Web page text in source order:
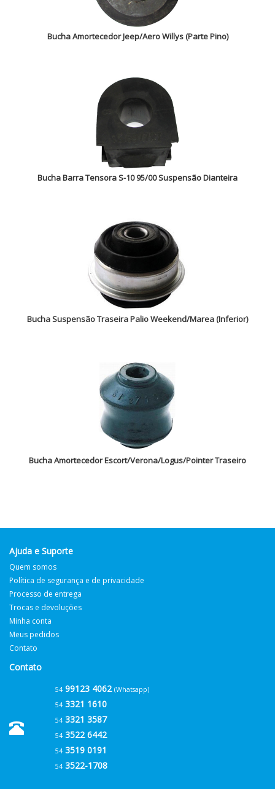
Bucha Amortecedor Jeep/Aero Willys (Parte Pino)
Bucha Barra Tensora S-10 95/00 Suspensão Dianteira
Bucha Suspensão Traseira Palio Weekend/Marea (Inferior)
Bucha Amortecedor Escort/Verona/Logus/Pointer Traseiro
Ajuda e Suporte
Quem somos
Política de segurança e de privacidade
Processo de entrega
Trocas e devoluções
Minha conta
Meus pedidos
Contato
Contato
5499123 4062 (Whatsapp)
543321 1610
543321 3587
543522 6442
543519 0191
543522-1708